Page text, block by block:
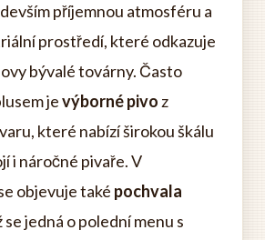
příjemnou atmosféru a
prostředí, které odkazuje
bývalé továrny. Často
jevýborné pivo z
které nabízí širokou škálu
i náročné pivaře. V
objevuje také pochvala
se jedná o polední menu s